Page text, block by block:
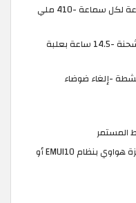
البطارية: 37 ملي أمبير في الساعة لكل سماعة -410 ملي
وقت التشغيل: 3.5 ساعة بكل شحنة -14.5 ساعة بعلبة
-إلغاء ضوضاء
المستمر
الاقتران التلقائي: فقط مع أجهزة هواوي بنظام EMUI10 أو